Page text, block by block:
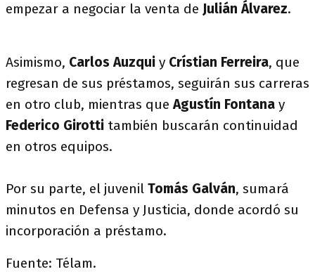
empezar a negociar la venta de Julián Álvarez.
Asimismo, Carlos Auzqui y Crístian Ferreira, que
regresan de sus préstamos, seguirán sus carreras
en otro club, mientras queAgustín Fontana y
Federico Girotti también buscarán continuidad
en otros equipos.
Por su parte, el juvenil Tomás Galván, sumará
minutos en Defensa y Justicia, donde acordó su
incorporación a préstamo.
Fuente: Télam.